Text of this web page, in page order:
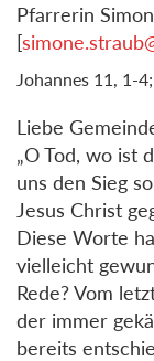
Pfarrerin
[
Johannes 11, 1-
Liebe
„O Tod, wo ist
uns den Sieg
Jesus Christ
Diese Worte
vielleicht
Rede? Vom
der immer
bereits